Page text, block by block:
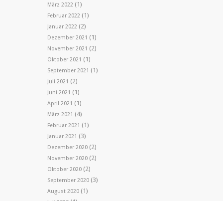
März 2022 (1)
Februar 2022 (1)
Januar 2022 (2)
Dezember 2021 (1)
November 2021 (2)
Oktober 2021 (1)
September 2021 (1)
Juli 2021 (2)
Juni 2021 (1)
April 2021 (1)
März 2021 (4)
Februar 2021 (1)
Januar 2021 (3)
Dezember 2020 (2)
November 2020 (2)
Oktober 2020 (2)
September 2020 (3)
August 2020 (1)